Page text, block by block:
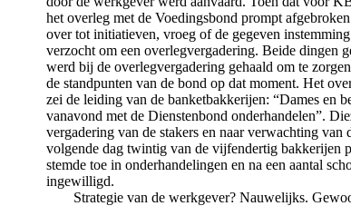
het overleg met de Voedingsbond prompt
over tot initiatieven, vroeg of de gegeven
verzocht om een overlegvergadering. Beide dingen
werd bij de overlegvergadering gehaald om te
de standpunten van de bond op dat moment. Het
zei de leiding van de banketbakkerijen: “Dames en
vanavond met de Dienstenbond onderhandelen”.
vergadering van de stakers en naar verwachting van
volgende dag twintig van de vijfendertig bakkerijen
stemde toe in onderhandelingen en na een aantal
ingewilligd.
Strategie van de werkgever? Nauwelijks.